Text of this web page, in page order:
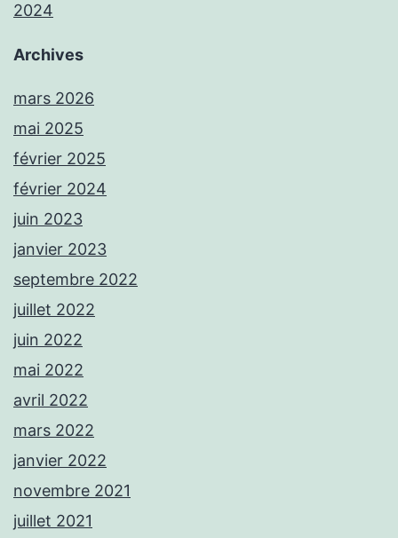
2024
Archives
mars 2026
mai 2025
février 2025
février 2024
juin 2023
janvier 2023
septembre 2022
juillet 2022
juin 2022
mai 2022
avril 2022
mars 2022
janvier 2022
novembre 2021
juillet 2021